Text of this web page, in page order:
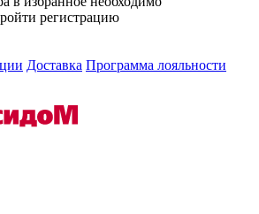
регистрацию
Доставка Программа лояльности